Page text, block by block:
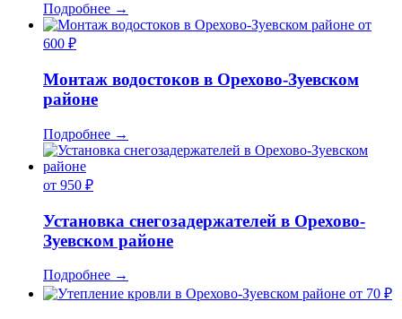
Подробнее →
от
600 ₽
Монтаж водостоков в Орехово-Зуевском
районе
Подробнее →
от 950 ₽
Установка снегозадержателей в Орехово-
Зуевском районе
Подробнее →
от 70 ₽